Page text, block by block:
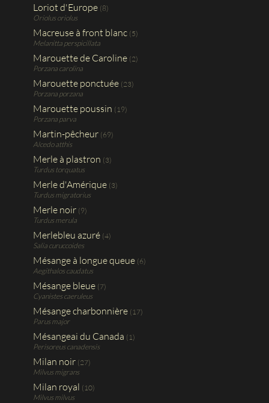
Loriot d'Europe (8)
Oriolus oriolus
Macreuse à front blanc (5)
Melanitta perspicillata
Marouette de Caroline (2)
Porzana carolina
Marouette ponctuée (23)
Porzana porzana
Marouette poussin (19)
Porzana parva
Martin-pêcheur (69)
Alcedo atthis
Merle à plastron (3)
Turdus torquatus
Merle d'Amérique (3)
Turdus migratorius
Merle noir (9)
Turdus merula
Merlebleu azuré (4)
Salia curuccoides
Mésange à longue queue (6)
Aegithalos caudatus
Mésange bleue (7)
Cyanistes caeruleus
Mésange charbonnière (17)
Parus major
Mésangeai du Canada (1)
Perisoreus canadensis
Milan noir (27)
Milvus migrans
Milan royal (10)
Milvus milvus